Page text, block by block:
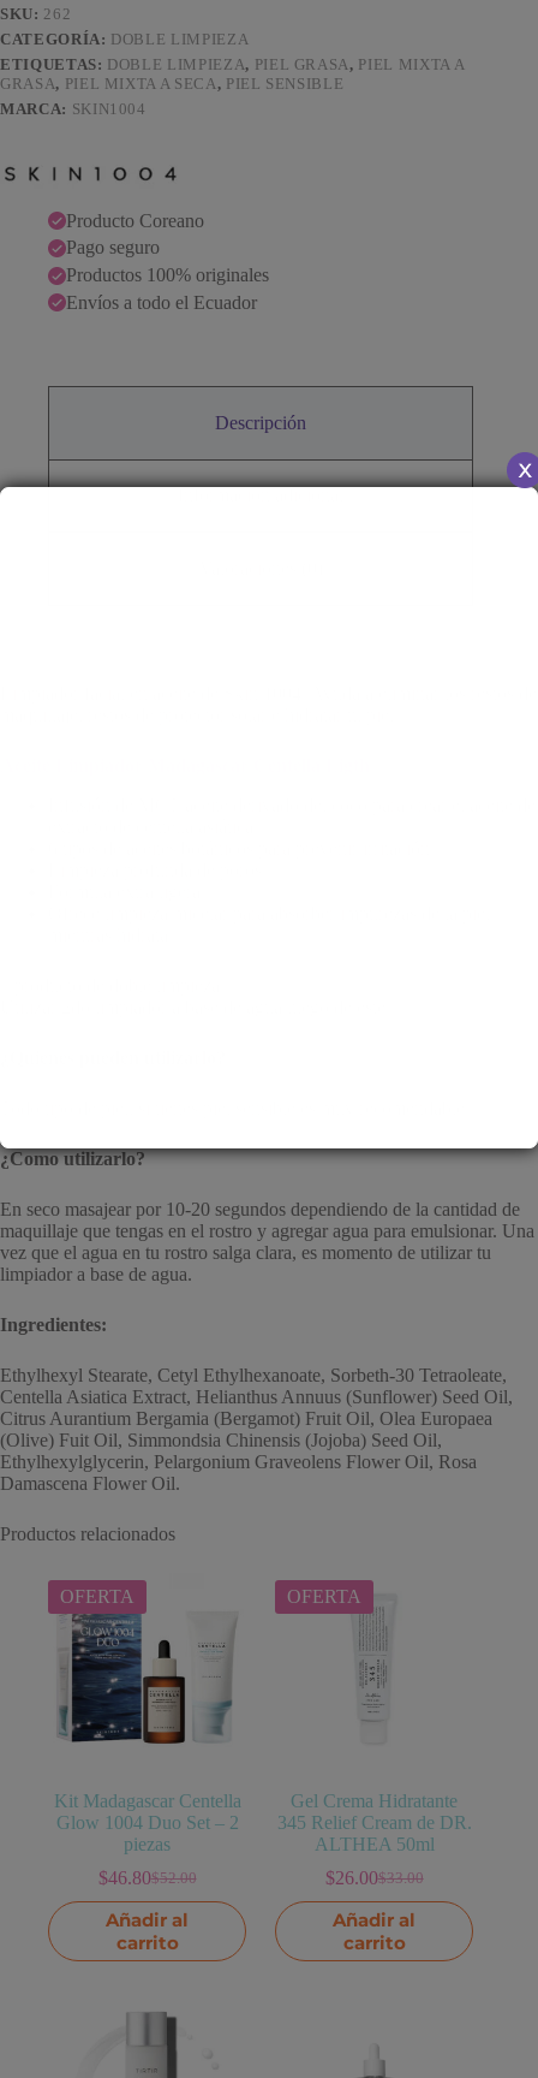
SKU: 262
CATEGORÍA: DOBLE LIMPIEZA
ETIQUETAS: DOBLE LIMPIEZA, PIEL GRASA, PIEL MIXTA A
GRASA, PIEL MIXTA A SECA, PIEL SENSIBLE
MARCA: SKIN1004
Producto Coreano
Pago seguro
Productos 100% originales
Envíos a todo el Ecuador
Descripción
¿Como utilizarlo?
En seco masajear por 10-20 segundos dependiendo de la cantidad de
maquillaje que tengas en el rostro y agregar agua para emulsionar. Una
vez que el agua en tu rostro salga clara, es momento de utilizar tu
limpiador a base de agua.
Ingredientes:
Ethylhexyl Stearate, Cetyl Ethylhexanoate, Sorbeth-30 Tetraoleate,
Centella Asiatica Extract, Helianthus Annuus (Sunflower) Seed Oil,
Citrus Aurantium Bergamia (Bergamot) Fruit Oil, Olea Europaea
(Olive) Fuit Oil, Simmondsia Chinensis (Jojoba) Seed Oil,
Ethylhexylglycerin, Pelargonium Graveolens Flower Oil, Rosa
Damascena Flower Oil.
Productos relacionados
OFERTA
Kit Madagascar Centella
Glow 1004 Duo Set – 2
piezas
$52.00
El
precio
original
era:
$46.80El
precio
actual
es:
Añadir al
carrito
OFERTA
Gel Crema Hidratante
345 Relief Cream de DR.
ALTHEA 50ml
$33.00
El
precio
original
era:
$26.00El
precio
actual
es:
Añadir al
carrito